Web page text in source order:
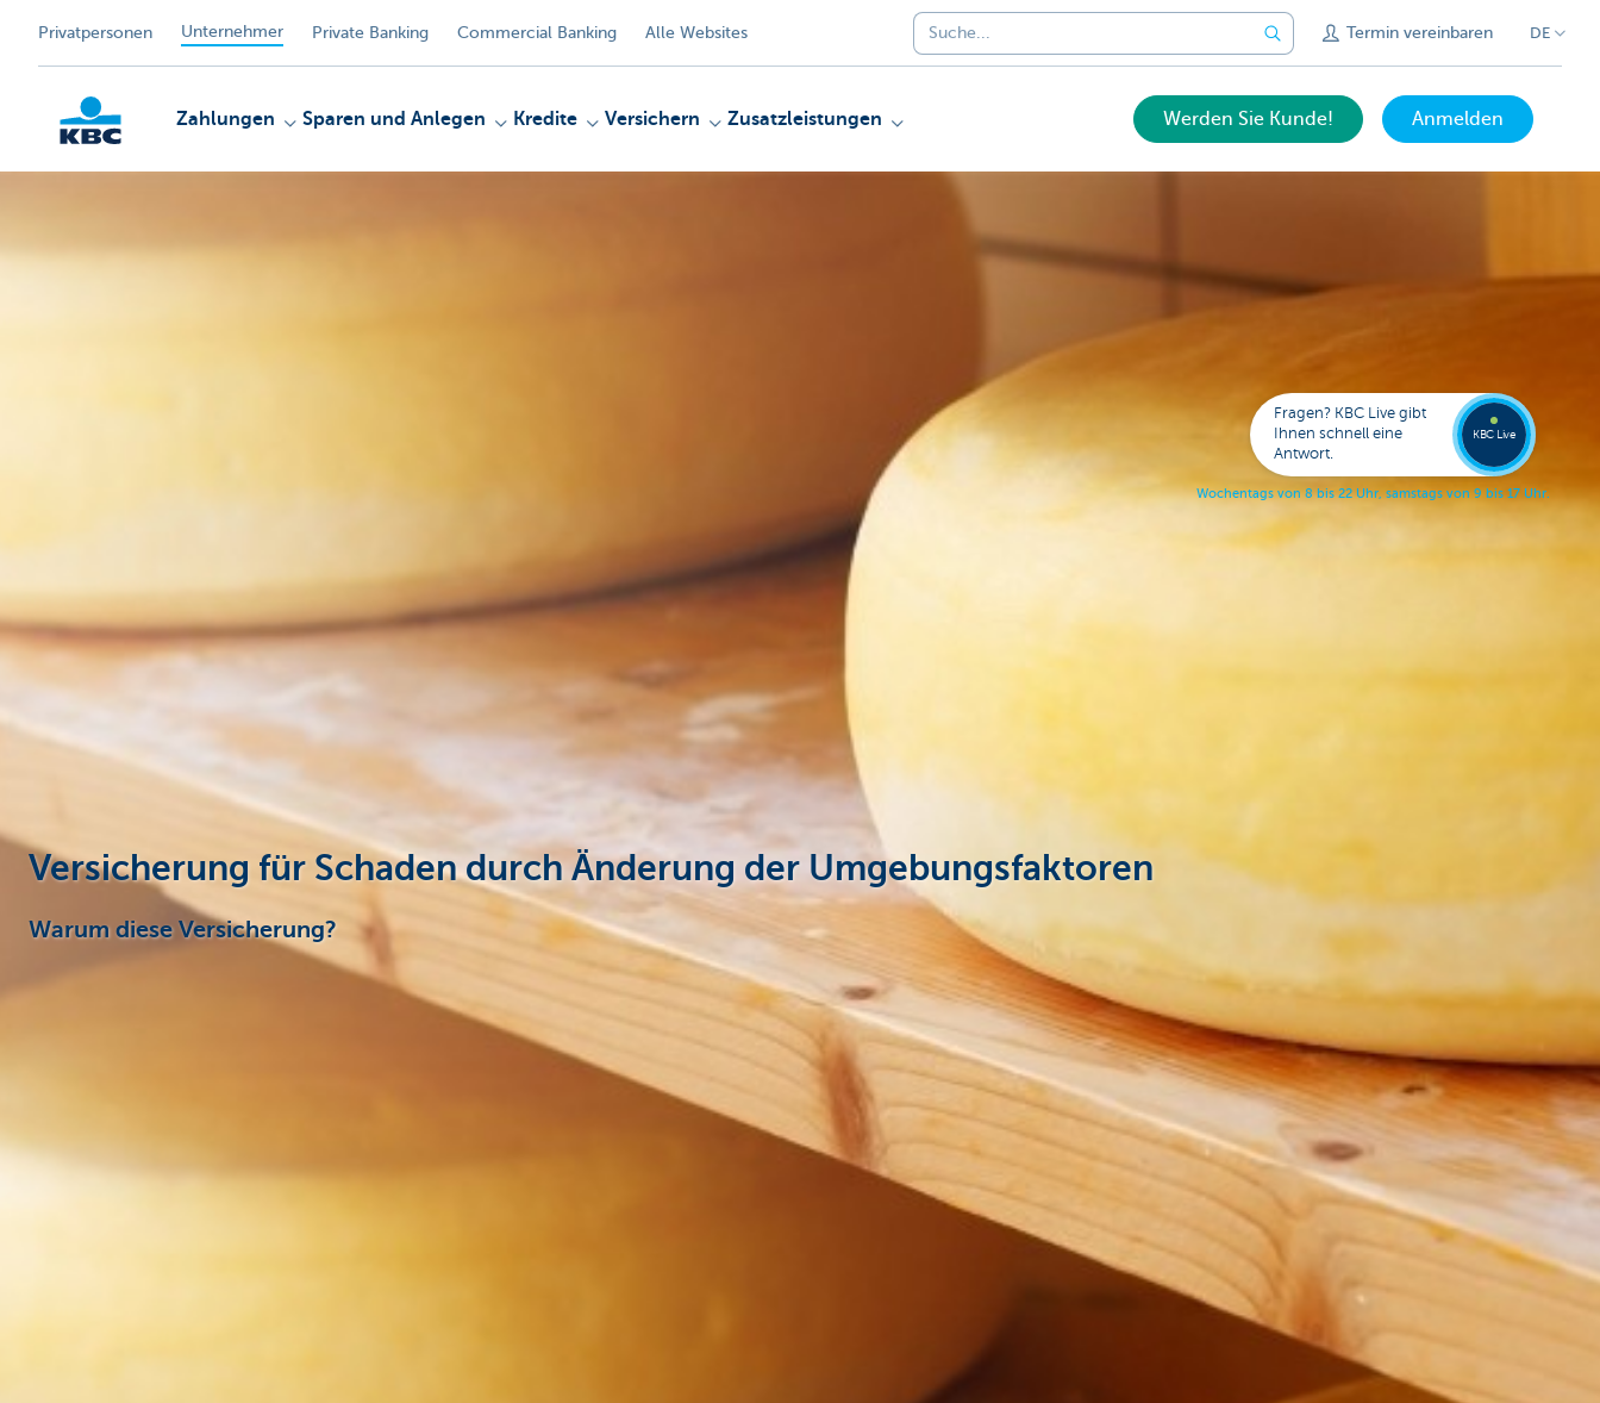
Privatpersonen Unternehmer Private Banking Commercial Banking Alle Websites Termin vereinbaren DE
Zahlungen Sparen und Anlegen Kredite Versichern Zusatzleistungen Werden Sie Kunde! Anmelden
Versicherung für Schaden durch Änderung der Umgebungsfaktoren
Warum diese Versicherung?
Fragen? KBC Live gibt
Ihnen schnell eine
Antwort.
Wochentags von 8 bis 22 Uhr, samstags von 9 bis 17 Uhr.
KBC Live